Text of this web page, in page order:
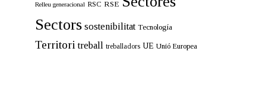
Relleu generacional RSC RSE
Sectors sostenibilitat Tecnología
Territori treball treballadors UE Unió Europea